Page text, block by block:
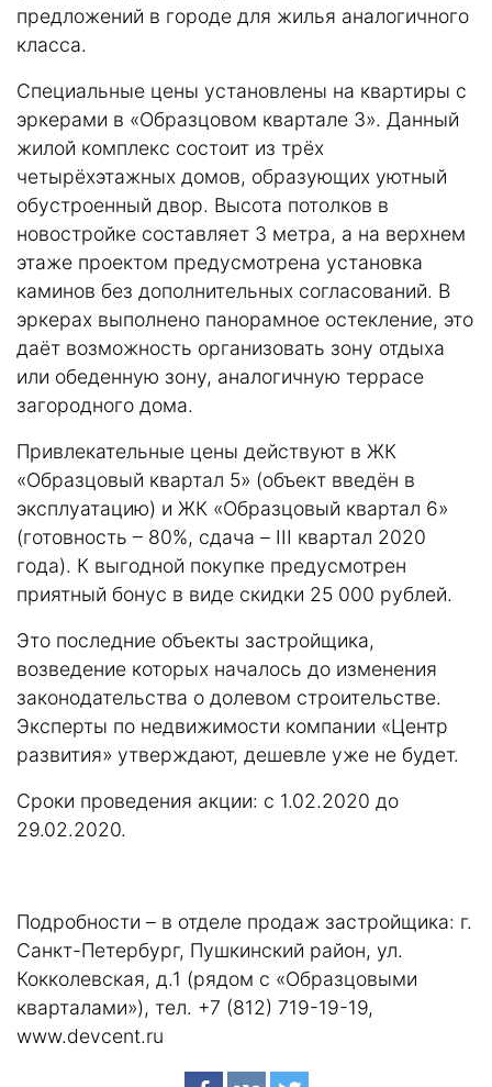
предложений в городе для жилья аналогичного
класса.
Специальные цены установлены на квартиры с
эркерами в «Образцовом квартале 3». Данный
жилой комплекс состоит из трёх
четырёхэтажных домов, образующих уютный
обустроенный двор. Высота потолков в
новостройке составляет 3 метра, а на верхнем
этаже проектом предусмотрена установка
каминов без дополнительных согласований. В
эркерах выполнено панорамное остекление, это
даёт возможность организовать зону отдыха
или обеденную зону, аналогичную террасе
загородного дома.
Привлекательные цены действуют в ЖК
«Образцовый квартал 5» (объект введён в
эксплуатацию) и ЖК «Образцовый квартал 6»
(готовность – 80%, сдача – III квартал 2020
года). К выгодной покупке предусмотрен
приятный бонус в виде скидки 25 000 рублей.
Это последние объекты застройщика,
возведение которых началось до изменения
законодательства о долевом строительстве.
Эксперты по недвижимости компании «Центр
развития» утверждают, дешевле уже не будет.
Сроки проведения акции: с 1.02.2020 до
29.02.2020.
Подробности – в отделе продаж застройщика: г.
Санкт-Петербург, Пушкинский район, ул.
Кокколевская, д.1 (рядом с «Образцовыми
кварталами»), тел. +7 (812) 719-19-19,
www.devcent.ru